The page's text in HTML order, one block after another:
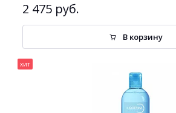
2 475 руб.
В корзину
хит